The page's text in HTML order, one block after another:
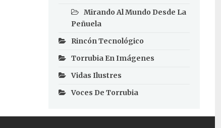
Mirando Al Mundo Desde La
Peñuela
Rincón Tecnológico
Torrubia En Imágenes
Vidas Ilustres
Voces De Torrubia